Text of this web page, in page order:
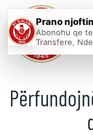
Prano
Abonohu qe
Transfere,